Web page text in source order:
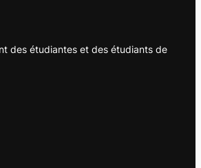
des étudiantes et des étudiants de